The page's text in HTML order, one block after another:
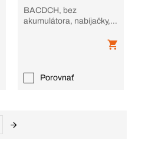
BACDCH, bez
akumulátora, nabíjačky, v
Porovnať